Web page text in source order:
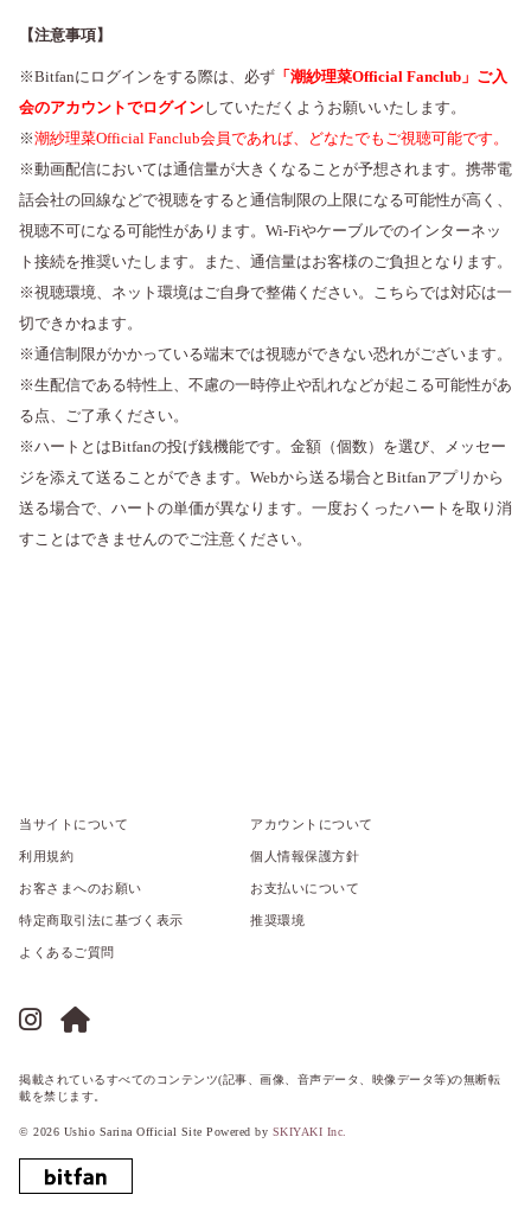
【注意事項】
※Bitfanにログインをする際は、必ず 「潮紗理菜Official Fanclub」ご入
会のアカウントでログインしていただくようお願いいたします。
※潮紗理菜Official Fanclub会員であれば、どなたでもご視聴可能です。
※動画配信においては通信量が大きくなることが予想されます。携帯電
話会社の回線などで視聴をすると通信制限の上限になる可能性が高く、
視聴不可になる可能性があります。Wi-Fiやケーブルでのインターネッ
ト接続を推奨いたします。また、通信量はお客様のご負担となります。
※視聴環境、ネット環境はご自身で整備ください。こちらでは対応は一
切できかねます。
※通信制限がかかっている端末では視聴ができない恐れがございます。
※生配信である特性上、不慮の一時停止や乱れなどが起こる可能性があ
る点、ご了承ください。
※ハートとはBitfanの投げ銭機能です。金額（個数）を選び、メッセー
ジを添えて送ることができます。Webから送る場合とBitfanアプリから
送る場合で、ハートの単価が異なります。一度おくったハートを取り消
すことはできませんのでご注意ください。
当サイトについて アカウントについて
利用規約 個人情報保護方針
お客さまへのお願い お支払いについて
特定商取引法に基づく表示 推奨環境
よくあるご質問
掲載されているすべてのコンテンツ(記事、画像、音声データ、映像データ等)の無断転
載を禁じます。
© 2026 Ushio Sarina Official Site Powered by SKIYAKI Inc.